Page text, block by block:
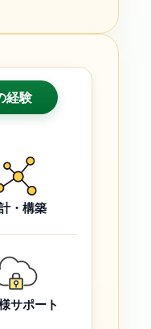
経験
・構築
サポート